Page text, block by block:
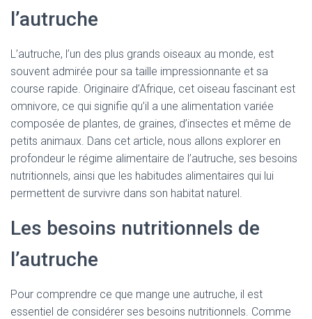
l’autruche
L’autruche, l’un des plus grands oiseaux au monde, est
souvent admirée pour sa taille impressionnante et sa
course rapide. Originaire d’Afrique, cet oiseau fascinant est
omnivore, ce qui signifie qu’il a une alimentation variée
composée de plantes, de graines, d’insectes et même de
petits animaux. Dans cet article, nous allons explorer en
profondeur le régime alimentaire de l’autruche, ses besoins
nutritionnels, ainsi que les habitudes alimentaires qui lui
permettent de survivre dans son habitat naturel.
Les besoins nutritionnels de
l’autruche
Pour comprendre ce que mange une autruche, il est
essentiel de considérer ses besoins nutritionnels. Comme